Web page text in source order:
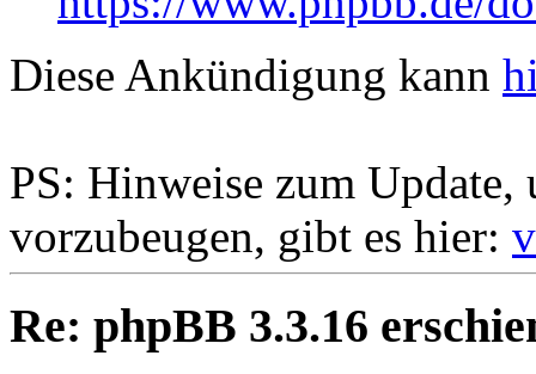
Diese Ankündigung kann
PS: Hinweise zum
vorzubeugen, gibt es hier:
Re: phpBB 3.3.16